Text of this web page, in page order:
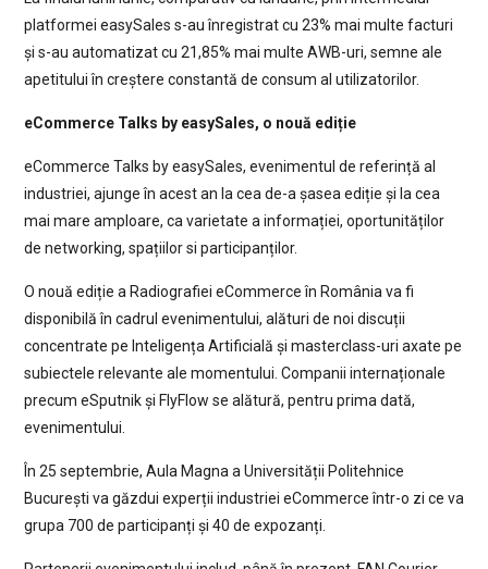
platformei easySales s-au înregistrat cu 23% mai multe facturi
și s-au automatizat cu 21,85% mai multe AWB-uri, semne ale
apetitului în creștere constantă de consum al utilizatorilor.
eCommerce Talks by easySales, o nouă ediție
eCommerce Talks by easySales, evenimentul de referință al
industriei, ajunge în acest an la cea de-a șasea ediție și la cea
mai mare amploare, ca varietate a informației, oportunităților
de networking, spațiilor si participanților.
O nouă ediție a Radiografiei eCommerce în România va fi
disponibilă în cadrul evenimentului, alături de noi discuții
concentrate pe Inteligența Artificială și masterclass-uri axate pe
subiectele relevante ale momentului. Companii internaționale
precum eSputnik și FlyFlow se alătură, pentru prima dată,
evenimentului.
În 25 septembrie, Aula Magna a Universității Politehnice
București va găzdui experții industriei eCommerce într-o zi ce va
grupa 700 de participanți și 40 de expozanți.